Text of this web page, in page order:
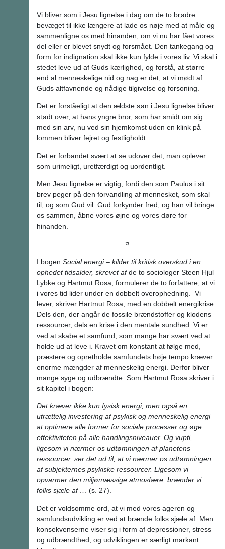
Vi bliver som i Jesu lignelse i dag om de to brødre
bevæget til ikke længere at lade os nøje med at måle og
sammenligne os med hinanden; om vi nu har fået vores
del eller er blevet snydt og forsmået. Den tankegang og
form for indignation skal ikke kun fylde i vores liv. Vi skal i
stedet leve ud af Guds kærlighed, og forstå, at større
end al menneskelige nid og nag er det, at vi mødt af
Guds altfavnende og nådige tilgivelse og forsoning.
Det er forståeligt at den ældste søn i Jesu lignelse bliver
stødt over, at hans yngre bror, som har smidt om sig
med sin arv, nu ved sin hjemkomst uden en klink på
lommen bliver fejret og festligholdt.
Det er forbandet svært at se udover det, man oplever
som urimeligt, uretfærdigt og uordentligt.
Men Jesu lignelse er vigtig, fordi den som Paulus i sit
brev peger på den forvandling af mennesket, som skal
til, og som Gud vil: Gud forkynder fred, og han vil bringe
os sammen, åbne vores øjne og vores døre for
hinanden.
¤
I bogen Social energi – kilder til kritisk overskud i en
ophedet tidsalder, skrevet afde to sociologer Steen Hjul
Lybke og Hartmut Rosa, formulerer de to forfattere, at vi
i vores tid lider under en dobbelt overophedning. Vi
lever, skriver Hartmut Rosa, med en dobbelt energikrise.
Dels den, der angår de fossile brændstoffer og klodens
ressourcer, dels en krise i den mentale sundhed. Vi er
ved at skabe et samfund, som mange har svært ved at
holde ud at leve i. Kravet om konstant at følge med,
præstere og opretholde samfundets høje tempo kræver
enorme mængder af menneskelig energi. Derfor bliver
mange syge og udbrændte. Som Hartmut Rosa skriver i
sit kapitel i bogen:
Det kræver ikke kun fysisk energi, men også en
utrættelig investering af psykisk og menneskelig energi
at optimere alle former for sociale processer og øge
effektiviteten på alle handlingsniveauer. Og vupti,
ligesom vi nærmer os udtømningen af planetens
ressourcer, ser det ud til, at vi nærmer os udtømningen
af subjekternes psykiske ressourcer. Ligesom vi
opvarmer den miljømæssige atmosfære, brænder vi
folks sjæle af … (s. 27).
Det er voldsomme ord, at vi med vores ageren og
samfundsudvikling er ved at brænde folks sjæle af. Men
konsekvenserne viser sig i form af depressioner, stress
og udbrændthed, og udviklingen er særligt markant